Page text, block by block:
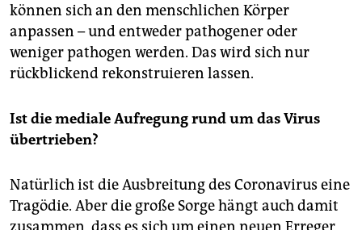
können sich an den menschlichen Körper
anpassen – und entweder pathogener oder
weniger pathogen werden. Das wird sich nur
rückblickend rekonstruieren lassen.
Ist die mediale Aufregung rund um das Virus
übertrieben?
Natürlich ist die Ausbreitung des Coronavirus eine
Tragödie. Aber die große Sorge hängt auch damit